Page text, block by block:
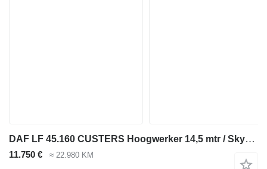
DAF LF 45.160 CUSTERS Hoogwerker 14,5 mtr / Skyworker 14,5mtr
11.750 € ≈ 22.980 KM